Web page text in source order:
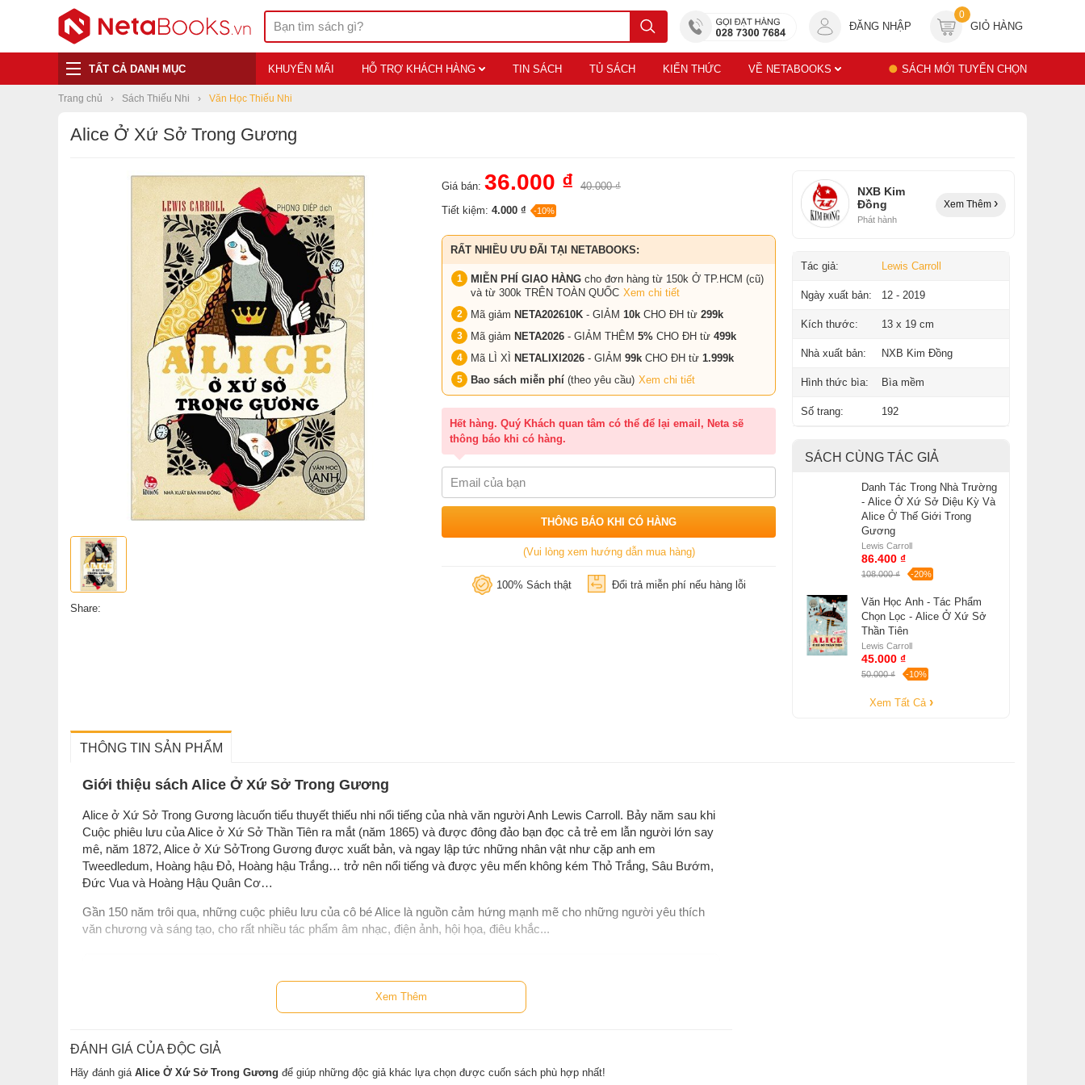
ĐĂNG NHẬP
0
GIỎ HÀNG
TẤT CẢ DANH MỤC KHUYẾN MÃI HỖ TRỢ KHÁCH HÀNG TIN SÁCH TỦ SÁCH KIẾN THỨC VỀ NETABOOKS SÁCH MỚI TUYỂN CHỌN
Trang chủ Sách Thiếu Nhi Văn Học Thiếu Nhi
Alice Ở Xứ Sở Trong Gương
Share:
Giá bán: 36.000 ₫
40.000 ₫
Tiết kiệm: 4.000 ₫ -10%
RẤT NHIỀU ƯU ĐÃI TẠI NETABOOKS:
MIỄN PHÍ GIAO HÀNG cho đơn hàng từ 150k Ở TP.HCM (cũ)
và từ 300k TRÊN TOÀN QUỐC Xem chi tiết
Mã giảm NETA202610K - GIẢM 10k CHO ĐH từ 299k
Mã giảm NETA2026 - GIẢM THÊM 5% CHO ĐH từ 499k
Mã LÌ XÌ
NETALIXI2026 - GIẢM 99k CHO ĐH từ 1.999k
Bao sách miễn phí (theo yêu cầu) Xem chi tiết
Hết hàng. Quý Khách quan tâm có thể để lại email, Neta sẽ
thông báo khi có hàng.
THÔNG BÁO KHI CÓ HÀNG
(Vui lòng xem hướng dẫn mua hàng)
100% Sách thật Đổi trả miễn phí nếu hàng lỗi
NXB Kim
Đồng
Phát hành
Xem Thêm
Tác giả: Lewis Carroll
Ngày xuất bản: 12 - 2019
Kích thước: 13 x 19 cm
Nhà xuất bản: NXB Kim Đồng
Hình thức bìa: Bìa mềm
Số trang: 192
SÁCH CÙNG TÁC GIẢ
Danh Tác Trong Nhà Trường
- Alice Ở Xứ Sở Diệu Kỳ Và
Alice Ở Thế Giới Trong
Gương
Lewis Carroll
86.400 ₫
108.000 ₫ -20%
Văn Học Anh - Tác Phẩm
Chọn Lọc - Alice Ở Xứ Sở
Thần Tiên
Lewis Carroll
45.000 ₫
50.000 ₫ -10%
Xem Tất Cả
THÔNG TIN SẢN PHẨM
Giới thiệu sách Alice Ở Xứ Sở Trong Gương
Alice ở Xứ Sở Trong Gương làcuốn tiểu thuyết thiếu nhi nổi tiếng của nhà văn người Anh Lewis Carroll. Bảy năm sau khi
Cuộc phiêu lưu của Alice ở Xứ Sở Thần Tiên ra mắt (năm 1865) và được đông đảo bạn đọc cả trẻ em lẫn người lớn say
mê, năm 1872, Alice ở Xứ SởTrong Gương được xuất bản, và ngay lập tức những nhân vật như cặp anh em
Tweedledum, Hoàng hậu Đỏ, Hoàng hậu Trắng… trở nên nổi tiếng và được yêu mến không kém Thỏ Trắng, Sâu Bướm,
Đức Vua và Hoàng Hậu Quân Cơ…
Gần 150 năm trôi qua, những cuộc phiêu lưu của cô bé Alice là nguồn cảm hứng mạnh mẽ cho những người yêu thích
văn chương và sáng tạo, cho rất nhiều tác phẩm âm nhạc, điện ảnh, hội họa, điêu khắc...
trí tuệ sớm nảy nở trong nhiều lĩnh vực và năng khiếu nghệ thuật. Về sau, ông không chỉ là một nhà văn mà còn là
nhà toán học, nhà thần học, nhà logic học kiêm nhà nhiếp ảnh. Dodgson sáng tác từ khi còn trẻ với một số tác phẩm
Xem Thêm
ĐÁNH GIÁ CỦA ĐỘC GIẢ
Hãy đánh giá Alice Ở Xứ Sở Trong Gương để giúp những độc giả khác lựa chọn được cuốn sách phù hợp nhất!